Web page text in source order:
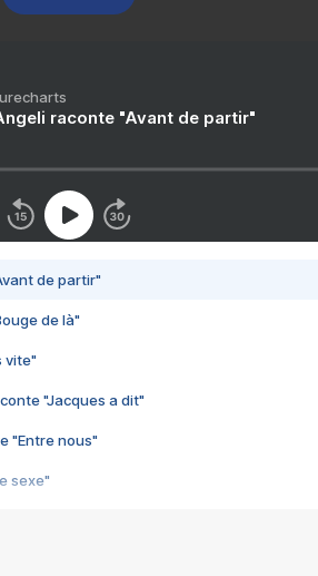
raconte "Avant de partir"
de partir"
de là"
vite"
"Jacques a dit"
"Entre nous"
sexe"